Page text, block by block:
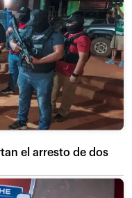
el arresto de dos